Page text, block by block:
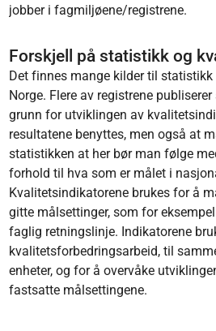
jobber i fagmiljøene/registrene.
Forskjell på statistikk og
Det finnes mange kilder til statistikk
Norge. Flere av registrene
grunn for utviklingen av
resultatene benyttes, men også at
statistikken at her bør man følge
forhold til hva som er målet i
Kvalitetsindikatorene brukes for å
gitte målsettinger, som for
faglig retningslinje. Indikatorene
kvalitetsforbedringsarbeid, til
enheter, og for å overvåke
fastsatte målsettingene.